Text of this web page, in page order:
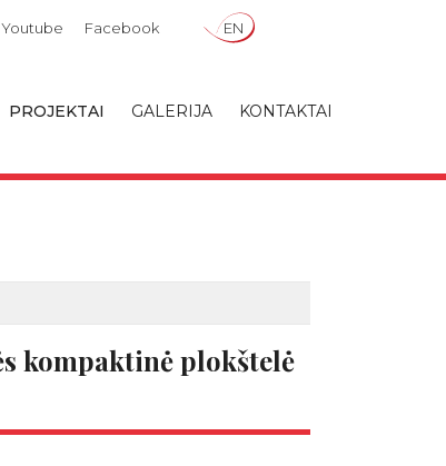
PROJEKTAI GALERIJA KONTAKTAI
Youtube Facebook EN
kompaktinė plokštelė